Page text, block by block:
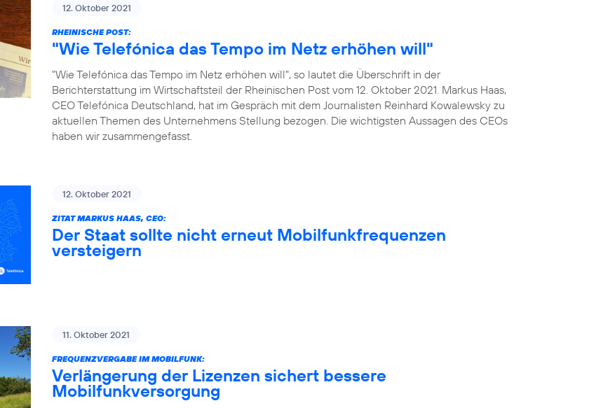
12. Oktober 2021
RHEINISCHE POST:
"Wie Telefónica das Tempo im Netz erhöhen will"
"Wie Telefónica das Tempo im Netz erhöhen will", so lautet die Überschrift in der
Berichterstattung im Wirtschaftsteil der Rheinischen Post vom 12. Oktober 2021. Markus Haas,
CEO Telefónica Deutschland, hat im Gespräch mit dem Journalisten Reinhard Kowalewsky zu
aktuellen Themen des Unternehmens Stellung bezogen. Die wichtigsten Aussagen des CEOs
haben wir zusammengefasst.
12. Oktober 2021
ZITAT MARKUS HAAS, CEO:
Der Staat sollte nicht erneut Mobilfunkfrequenzen
versteigern
11. Oktober 2021
FREQUENZVERGABE IM MOBILFUNK:
Verlängerung der Lizenzen sichert bessere
Mobilfunkversorgung